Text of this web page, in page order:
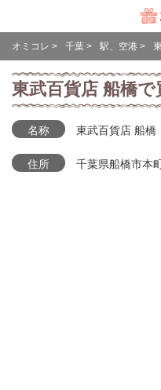
オミコレ > 千葉 > 駅、空港 >
東武百貨店 船橋
名称 東武百貨店 船橋
住所 千葉県船橋市本